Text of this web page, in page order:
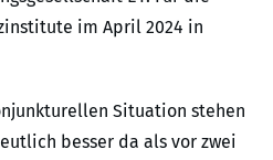
im April 2024 in
Situation stehen
besser da als vor zwei